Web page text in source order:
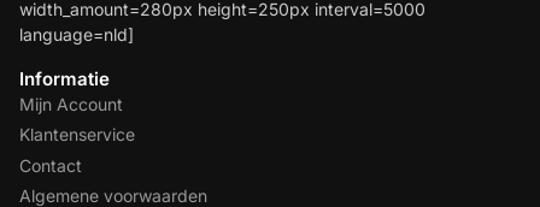
width_amount=280px height=250px interval=5000
language=nld]
Informatie
Mijn Account
Klantenservice
Contact
Algemene voorwaarden